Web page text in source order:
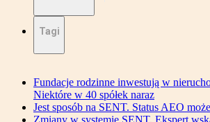
Tagi
Fundacje rodzinne inwestują w
Niektóre w 40 spółek naraz
Jest sposób na SENT. Status AEO
Zmiany w systemie SENT. Ekspert